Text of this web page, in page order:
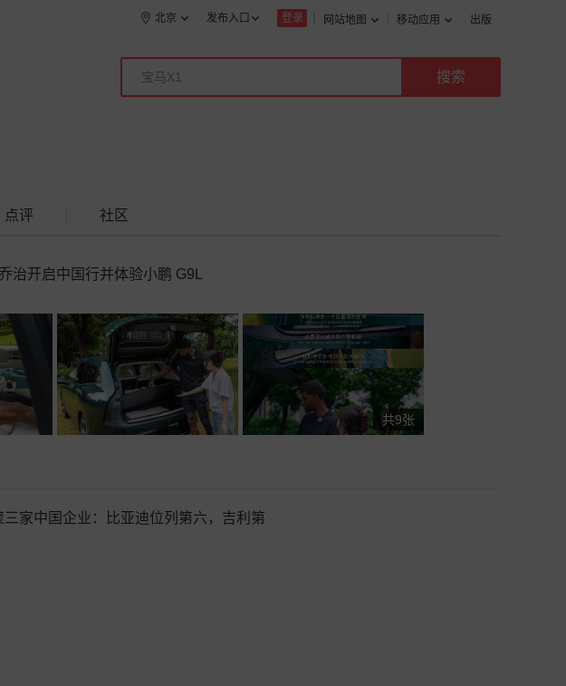
网站地图 移动应用 出版
登录
发布入口
北京
点评 社区
治开启中国行并体验小鹏 G9L
共9张
家中国企业：比亚迪位列第六，吉利第